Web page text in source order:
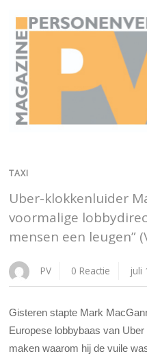
TAXI
Uber-klokkenluider
voormalige
mensen een leugen”
PV 0 Reactie juli
Gisteren stapte Mark
Europese lobbybaas van
maken waarom hij de vuile